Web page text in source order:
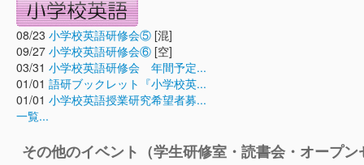
08/23 小学校英語研修会⑤ [混]
09/27 小学校英語研修会⑥ [空]
03/31 小学校英語研修会 年間予定...
01/01 語研ブックレット『小学校英...
01/01 小学校英語授業研究希望者募...
一覧...
その他のイベント（学生研修室・読書会・オープン